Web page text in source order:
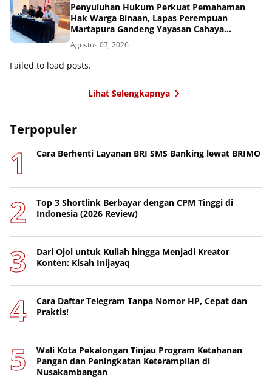
Penyuluhan Hukum Perkuat Pemahaman
Hak Warga Binaan, Lapas Perempuan
Martapura Gandeng Yayasan Cahaya
Cendekia Nusantara
Agustus 07, 2026
Failed to load posts.
Lihat Selengkapnya
Terpopuler
Cara Berhenti Layanan BRI SMS Banking lewat BRIMO
Top 3 Shortlink Berbayar dengan CPM Tinggi di
Indonesia (2026 Review)
Dari Ojol untuk Kuliah hingga Menjadi Kreator
Konten: Kisah Inijayaq
Cara Daftar Telegram Tanpa Nomor HP, Cepat dan
Praktis!
Wali Kota Pekalongan Tinjau Program Ketahanan
Pangan dan Peningkatan Keterampilan di
Nusakambangan